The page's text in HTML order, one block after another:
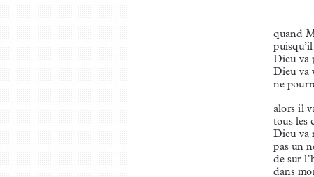
quand
Dieu va
Dieu va
ne
alors il
tous les
Dieu va
pas un
de sur
dans